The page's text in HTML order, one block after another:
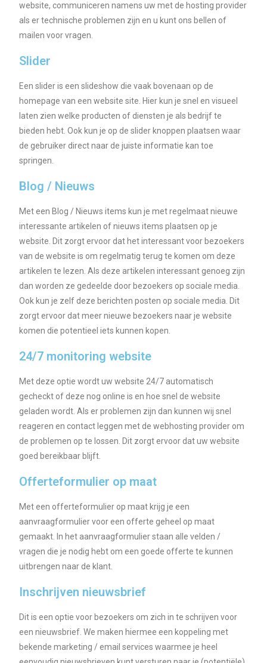
website, communiceren namens uw met de hosting provider
als er technische problemen zijn en u kunt ons bellen of
mailen voor vragen.
Slider
Een slider is een slideshow die vaak bovenaan op de
homepage van een website site. Hier kun je snel en visueel
laten zien welke producten of diensten je als bedrijf te
bieden hebt. Ook kun je op de slider knoppen plaatsen waar
de gebruiker direct naar de juiste informatie kan toe
springen.
Blog / Nieuws
Met een Blog / Nieuws items kun je met regelmaat nieuwe
interessante artikelen of nieuws items plaatsen op je
website. Dit zorgt ervoor dat het interessant voor bezoekers
van de website is om regelmatig terug te komen om deze
artikelen te lezen. Als deze artikelen interessant genoeg zijn
dan worden ze gedeelde door bezoekers op sociale media.
Ook kun je zelf deze berichten posten op sociale media. Dit
zorgt ervoor dat meer nieuwe bezoekers naar je website
komen die potentieel iets kunnen kopen.
24/7 monitoring website
Met deze optie wordt uw website 24/7 automatisch
gecheckt of deze nog online is en hoe snel de website
geladen wordt. Als er problemen zijn dan kunnen wij snel
reageren en contact leggen met de webhosting provider om
de problemen op te lossen. Dit zorgt ervoor dat uw website
goed bereikbaar blijft.
Offerteformulier op maat
Met een offerteformulier op maat krijg je een
aanvraagformulier voor een offerte geheel op maat
gemaakt. In het aanvraagformulier staan alle velden /
vragen die je nodig hebt om een goede offerte te kunnen
uitbrengen naar de klant.
Inschrijven nieuwsbrief
Dit is een optie voor bezoekers om zich in te schrijven voor
een nieuwsbrief. We maken hiermee een koppeling met
bekende marketing / email services waarmee je heel